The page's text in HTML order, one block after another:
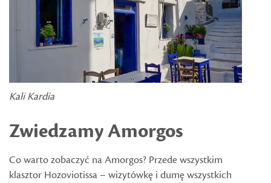
Kali Kardia
Zwiedzamy Amorgos
Co warto zobaczyć na Amorgos? Przede wszystkim
klasztor Hozoviotissa – wizytówkę i dumę wszystkich